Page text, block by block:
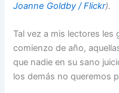
Joanne Goldby / Flickr).
Tal vez a mis lectores les
comienzo de año,
que nadie en su sano
los demás no queremos